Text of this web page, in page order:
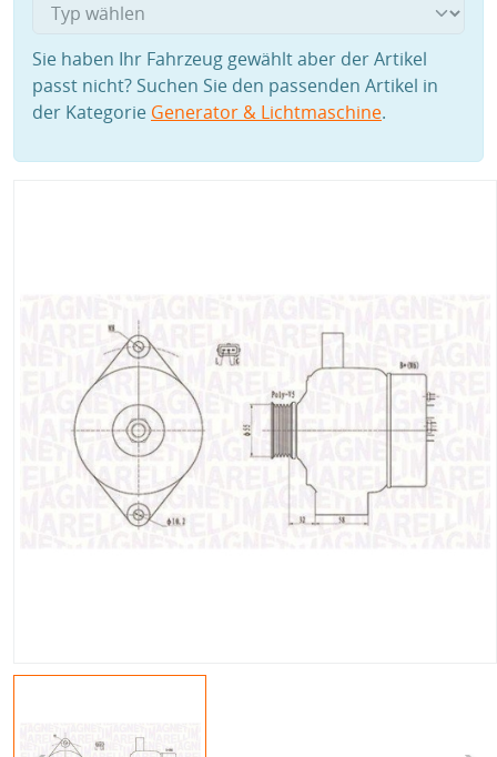
Sie haben Ihr Fahrzeug gewählt aber der Artikel
passt nicht? Suchen Sie den passenden Artikel in
der Kategorie Generator & Lichtmaschine.